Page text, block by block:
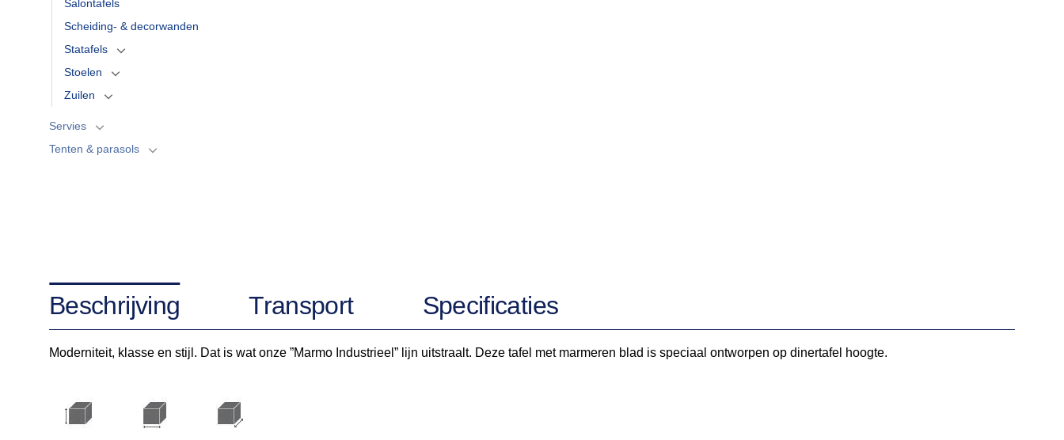
Salontafels
Scheiding- & decorwanden
Statafels
Stoelen
Zuilen
Servies
Tenten & parasols
Beschrijving Transport Specificaties
Moderniteit, klasse en stijl. Dat is wat onze ”Marmo Industrieel” lijn uitstraalt. Deze tafel met marmeren blad is speciaal ontworpen op dinertafel hoogte.